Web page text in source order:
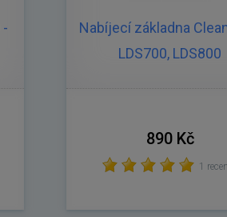
Nabíjecí základna
LDS700, LDS800
890 Kč
1